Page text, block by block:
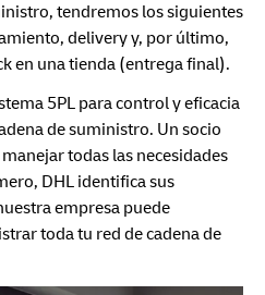
tendremos los siguientes
delivery y, por último,
en una tienda (entrega final).
5PL para control y eficacia
de suministro. Un socio
todas las necesidades
DHL identifica sus
empresa puede
toda tu red de cadena de